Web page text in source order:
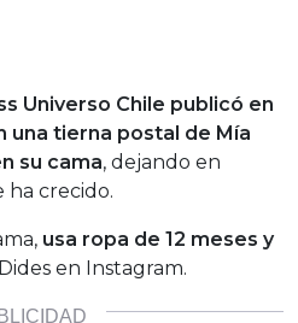
Universo Chile publicó en
una tierna postal de Mía
su cama, dejando en
ha crecido.
usa ropa de 12 meses y
en Instagram.